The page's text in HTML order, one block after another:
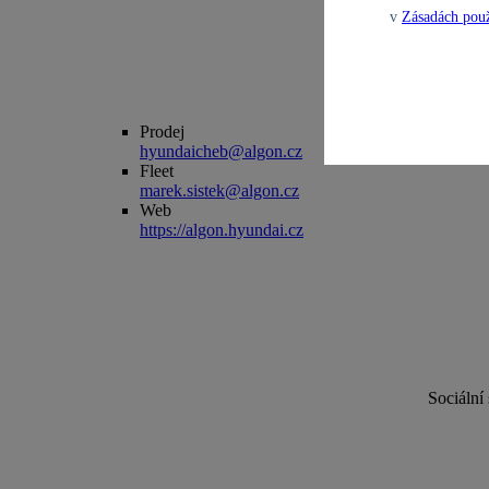
Prodej
hyundaicheb@algon.cz
Fleet
marek.sistek@algon.cz
Web
https://algon.hyundai.cz
Sociální
v Zásadách